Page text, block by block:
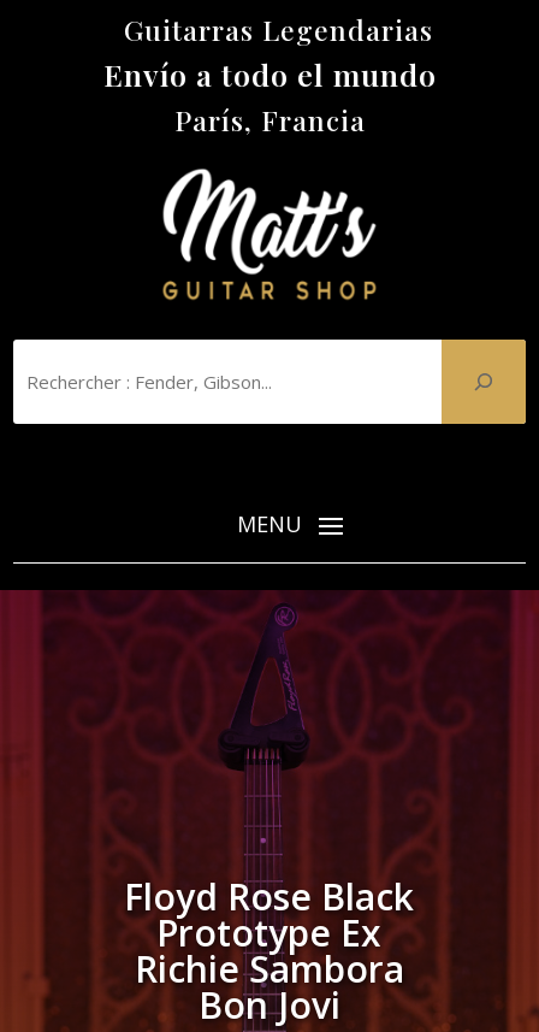
Guitarras Legendarias
Envío a todo el mundo
París, Francia
Floyd Rose Black
Prototype Ex
Richie Sambora
Bon Jovi